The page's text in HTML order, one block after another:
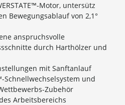
Motor, untersütz
Bewegungsablauf von 2,1°
anspruchsvolle
durch Harthölzer und
mit Sanftanlauf
Schnellwechselsystem und
Zubehör
Arbeitsbereichs